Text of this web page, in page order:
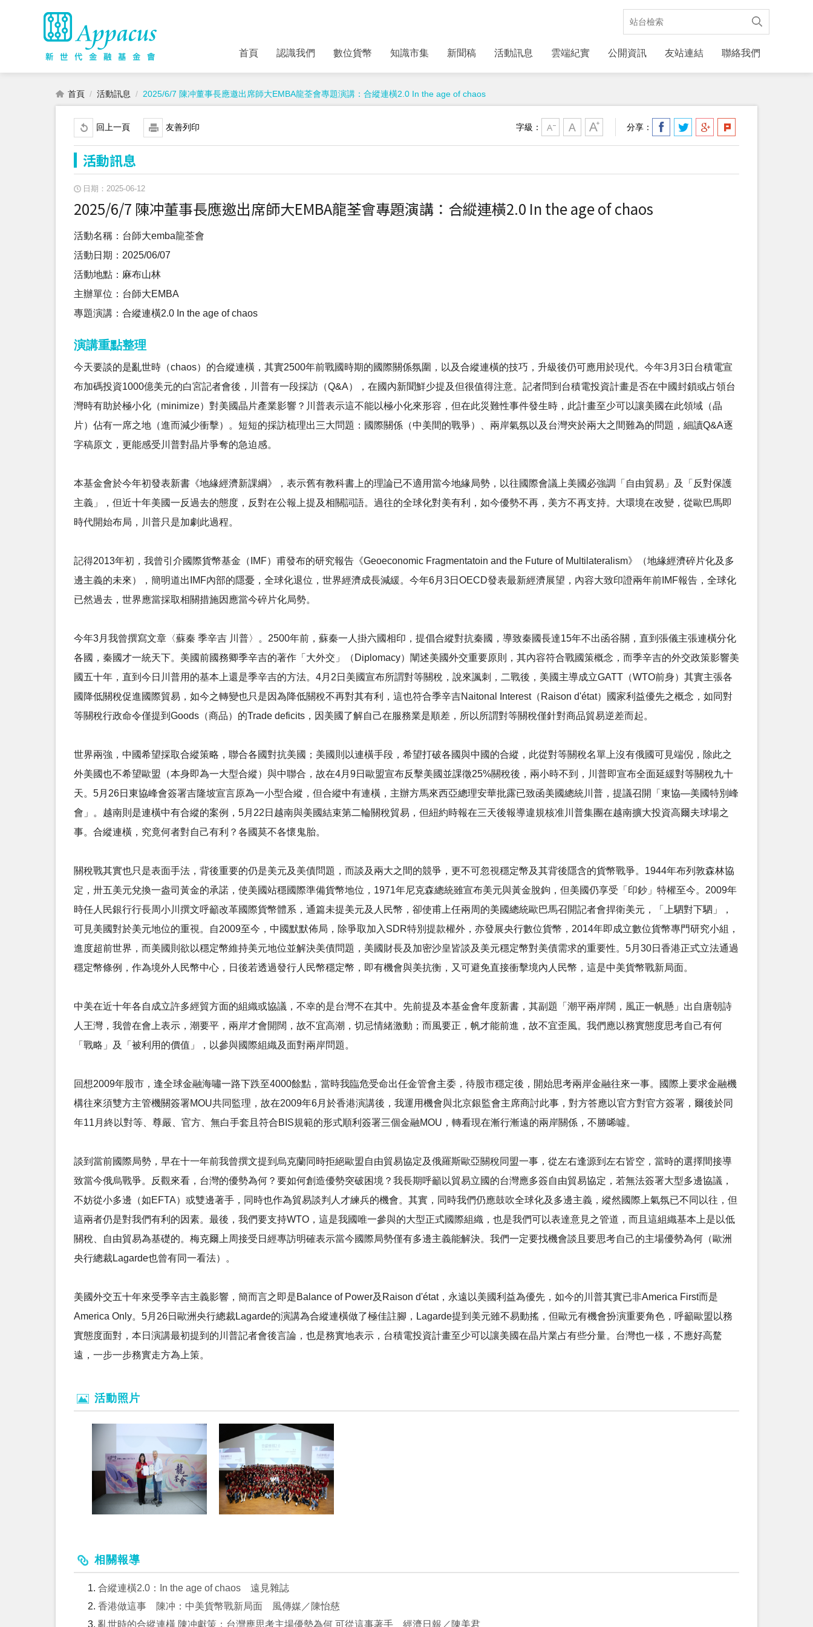
首頁 認識我們 數位貨幣 知識市集 新聞稿 活動訊息 雲端紀實 公開資訊 友站連結 聯絡我們
首頁 活動訊息 2025/6/7 陳冲董事長應邀出席師大EMBA龍荃會專題演講：合縱連橫2.0 In the age of chaos
回上一頁 友善列印 字級： 分享：
活動訊息
日期：2025-06-12
2025/6/7 陳冲董事長應邀出席師大EMBA龍荃會專題演講：合縱連橫2.0 In the age of chaos
活動名稱：台師大emba龍荃會
活動日期：2025/06/07
活動地點：麻布山林
主辦單位：台師大EMBA
專題演講：合縱連橫2.0 In the age of chaos
演講重點整理
今天要談的是亂世時（chaos）的合縱連橫，其實2500年前戰國時期的國際關係氛圍，以及合縱連橫的技巧，升級後仍可應用於現代。今年3月3日台積電宣
布加碼投資1000億美元的白宮記者會後，川普有一段採訪（Q&A），在國內新聞鮮少提及但很值得注意。記者問到台積電投資計畫是否在中國封鎖或占領台
灣時有助於極小化（minimize）對美國晶片產業影響？川普表示這不能以極小化來形容，但在此災難性事件發生時，此計畫至少可以讓美國在此領域（晶
片）佔有一席之地（進而減少衝擊）。短短的採訪梳理出三大問題：國際關係（中美間的戰爭）、兩岸氣氛以及台灣夾於兩大之間難為的問題，細讀Q&A逐
字稿原文，更能感受川普對晶片爭奪的急迫感。
本基金會於今年初發表新書《地緣經濟新課綱》，表示舊有教科書上的理論已不適用當今地緣局勢，以往國際會議上美國必強調「自由貿易」及「反對保護
主義」，但近十年美國一反過去的態度，反對在公報上提及相關詞語。過往的全球化對美有利，如今優勢不再，美方不再支持。大環境在改變，從歐巴馬即
時代開始布局，川普只是加劇此過程。
記得2013年初，我曾引介國際貨幣基金（IMF）甫發布的研究報告《Geoeconomic Fragmentatoin and the Future of Multilateralism》（地緣經濟碎片化及多
邊主義的未來），簡明道出IMF內部的隱憂，全球化退位，世界經濟成長減緩。今年6月3日OECD發表最新經濟展望，內容大致印證兩年前IMF報告，全球化
已然過去，世界應當採取相關措施因應當今碎片化局勢。
今年3月我曾撰寫文章〈蘇秦 季辛吉 川普〉。2500年前，蘇秦一人掛六國相印，提倡合縱對抗秦國，導致秦國長達15年不出函谷關，直到張儀主張連橫分化
各國，秦國才一統天下。美國前國務卿季辛吉的著作「大外交」（Diplomacy）闡述美國外交重要原則，其內容符合戰國策概念，而季辛吉的外交政策影響美
國五十年，直到今日川普用的基本上還是季辛吉的方法。4月2日美國宣布所謂對等關稅，說來諷刺，二戰後，美國主導成立GATT（WTO前身）其實主張各
國降低關稅促進國際貿易，如今之轉變也只是因為降低關稅不再對其有利，這也符合季辛吉Naitonal Interest（Raison d'état）國家利益優先之概念，如同對
等關稅行政命令僅提到Goods（商品）的Trade deficits，因美國了解自己在服務業是順差，所以所謂對等關稅僅針對商品貿易逆差而起。
世界兩強，中國希望採取合縱策略，聯合各國對抗美國；美國則以連橫手段，希望打破各國與中國的合縱，此從對等關稅名單上沒有俄國可見端倪，除此之
外美國也不希望歐盟（本身即為一大型合縱）與中聯合，故在4月9日歐盟宣布反擊美國並課徵25%關稅後，兩小時不到，川普即宣布全面延緩對等關稅九十
天。5月26日東協峰會簽署吉隆坡宣言原為一小型合縱，但合縱中有連橫，主辦方馬來西亞總理安華批露已致函美國總統川普，提議召開「東協—美國特別峰
會」。越南則是連橫中有合縱的案例，5月22日越南與美國結束第二輪關稅貿易，但紐約時報在三天後報導違規核准川普集團在越南擴大投資高爾夫球場之
事。合縱連橫，究竟何者對自己有利？各國莫不各懷鬼胎。
關稅戰其實也只是表面手法，背後重要的仍是美元及美債問題，而談及兩大之間的競爭，更不可忽視穩定幣及其背後隱含的貨幣戰爭。1944年布列敦森林協
定，卅五美元兌換一盎司黃金的承諾，使美國站穩國際準備貨幣地位，1971年尼克森總統雖宣布美元與黃金脫鉤，但美國仍享受「印鈔」特權至今。2009年
時任人民銀行行長周小川撰文呼籲改革國際貨幣體系，通篇未提美元及人民幣，卻使甫上任兩周的美國總統歐巴馬召開記者會捍衛美元，「上駟對下駟」，
可見美國對於美元地位的重視。自2009至今，中國默默佈局，除爭取加入SDR特別提款權外，亦發展央行數位貨幣，2014年即成立數位貨幣專門研究小組，
進度超前世界，而美國則欲以穩定幣維持美元地位並解決美債問題，美國財長及加密沙皇皆談及美元穩定幣對美債需求的重要性。5月30日香港正式立法通過
穩定幣條例，作為境外人民幣中心，日後若透過發行人民幣穩定幣，即有機會與美抗衡，又可避免直接衝擊境內人民幣，這是中美貨幣戰新局面。
中美在近十年各自成立許多經貿方面的組織或協議，不幸的是台灣不在其中。先前提及本基金會年度新書，其副題「潮平兩岸闊，風正一帆懸」出自唐朝詩
人王灣，我曾在會上表示，潮要平，兩岸才會開闊，故不宜高潮，切忌情緒激動；而風要正，帆才能前進，故不宜歪風。我們應以務實態度思考自己有何
「戰略」及「被利用的價值」，以參與國際組織及面對兩岸問題。
回想2009年股市，逢全球金融海嘯一路下跌至4000餘點，當時我臨危受命出任金管會主委，待股市穩定後，開始思考兩岸金融往來一事。國際上要求金融機
構往來須雙方主管機關簽署MOU共同監理，故在2009年6月於香港演講後，我運用機會與北京銀監會主席商討此事，對方答應以官方對官方簽署，爾後於同
年11月終以對等、尊嚴、官方、無白手套且符合BIS規範的形式順利簽署三個金融MOU，轉看現在漸行漸遠的兩岸關係，不勝唏噓。
談到當前國際局勢，早在十一年前我曾撰文提到烏克蘭同時拒絕歐盟自由貿易協定及俄羅斯歐亞關稅同盟一事，從左右逢源到左右皆空，當時的選擇間接導
致當今俄烏戰爭。反觀來看，台灣的優勢為何？要如何創造優勢突破困境？我長期呼籲以貿易立國的台灣應多簽自由貿易協定，若無法簽署大型多邊協議，
不妨從小多邊（如EFTA）或雙邊著手，同時也作為貿易談判人才練兵的機會。其實，同時我們仍應鼓吹全球化及多邊主義，縱然國際上氣氛已不同以往，但
這兩者仍是對我們有利的因素。最後，我們要支持WTO，這是我國唯一參與的大型正式國際組織，也是我們可以表達意見之管道，而且這組織基本上是以低
關稅、自由貿易為基礎的。梅克爾上周接受日經專訪明確表示當今國際局勢僅有多邊主義能解決。我們一定要找機會談且要思考自己的主場優勢為何（歐洲
央行總裁Lagarde也曾有同一看法）。
美國外交五十年來受季辛吉主義影響，簡而言之即是Balance of Power及Raison d'état，永遠以美國利益為優先，如今的川普其實已非America First而是
America Only。5月26日歐洲央行總裁Lagarde的演講為合縱連橫做了極佳註腳，Lagarde提到美元雖不易動搖，但歐元有機會扮演重要角色，呼籲歐盟以務
實態度面對，本日演講最初提到的川普記者會後言論，也是務實地表示，台積電投資計畫至少可以讓美國在晶片業占有些分量。台灣也一樣，不應好高騖
遠，一步一步務實走方為上策。
活動照片
相關報導
合縱連橫2.0：In the age of chaos 遠見雜誌
香港做這事 陳冲：中美貨幣戰新局面 風傳媒／陳怡慈
亂世時的合縱連橫 陳冲獻策：台灣應思考主場優勢為何 可從這事著手 經濟日報／陳美君